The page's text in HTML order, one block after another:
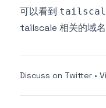
可以看到
tailscale 相关的域
Discuss on Twitter •